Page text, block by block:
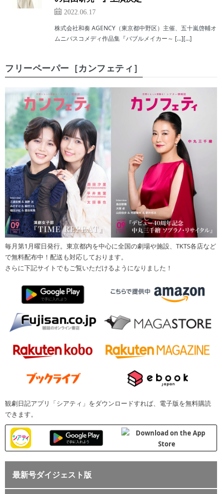
2022.06.17
株式会社和奏 AGENCY（東京都中野区）主催、五十嵐啓輔オ
ムニバスコメディ作品集『バブルメイカー～ […][…]
フリーペーパー［カンフェティ］
毎月第1月曜日発行。東京都内を中心に全国の劇場や施設、TKTS各店など
で無料配布中！配送も対応しております。
さらに下記サイトでもご覧いただけるようになりました！
観劇日記アプリ「シアティ」をダウンロードすれば、電子版を無料購読
できます。
最新号ダイジェスト版